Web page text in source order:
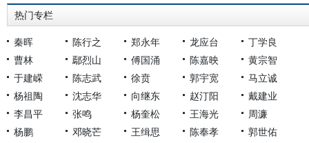
热门专栏
秦晖 陈行之 郑永年 龙应台
丁学良
曹林
鄢烈山 傅国涌 陈嘉映
黄宗智
于建嵘
陈志武 徐贲 郭宇宽
马立诚
杨祖陶
沈志华 向继东 赵汀阳
戴建业
李昌平
张鸣 杨奎松 王海光
周濂
杨鹏
邓晓芒 王缉思 陈奉孝
郭世佑